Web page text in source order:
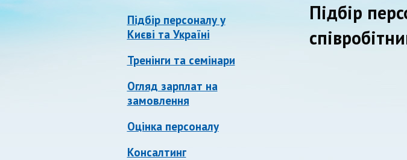
Підбір персоналу у
Києві та Україні
Тренінги та семінари
Огляд зарплат на
замовлення
Оцінка персоналу
Консалтинг
Підбір